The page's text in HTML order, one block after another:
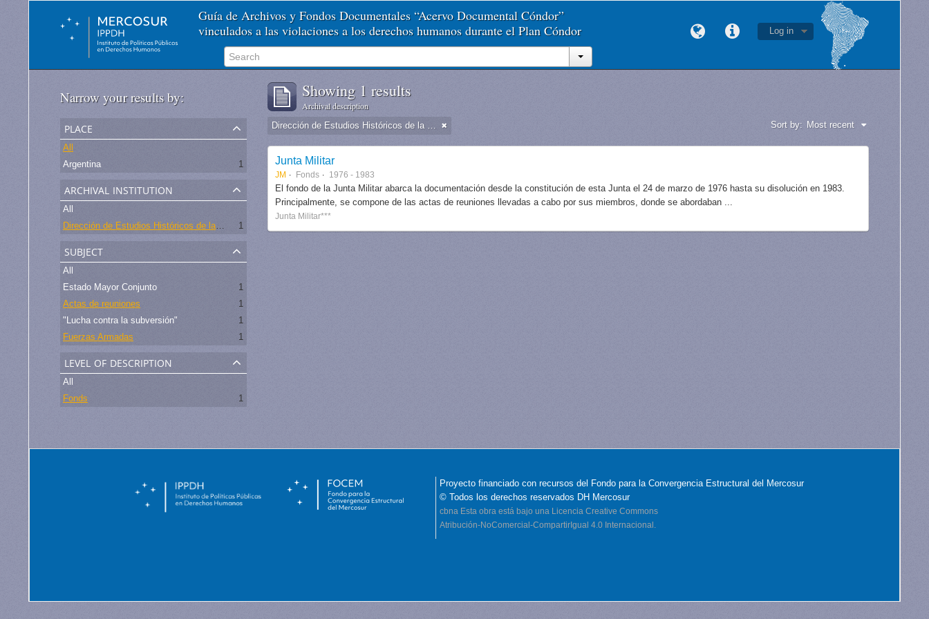
Guía de Archivos y Fondos Documentales “Acervo Documental Cóndor”
vinculados a las violaciones a los derechos humanos durante el Plan Cóndor
Log in
Narrow your results by:
place
All
Argentina
1
archival institution
All
Dirección de Estudios Históricos de la Fuerza Aérea
1
subject
All
Estado Mayor Conjunto
1
Actas de reuniones
1
"Lucha contra la subversión"
1
Fuerzas Armadas
1
level of description
All
Fonds
1
Showing 1 results
Archival description
Dirección de Estudios Históricos de la Fuerza Aérea Sort by: Most recent
Junta Militar
JM Fonds 1976 - 1983
El fondo de la Junta Militar abarca la documentación desde la constitución de esta Junta el 24 de marzo de 1976 hasta su disolución en 1983.
Principalmente, se compone de las actas de reuniones llevadas a cabo por sus miembros, donde se abordaban ...
Junta Militar***
Proyecto financiado con recursos del Fondo para la Convergencia Estructural del Mercosur
© Todos los derechos reservados DH Mercosur
cbna Esta obra está bajo una Licencia Creative Commons
Atribución-NoComercial-CompartirIgual 4.0 Internacional.